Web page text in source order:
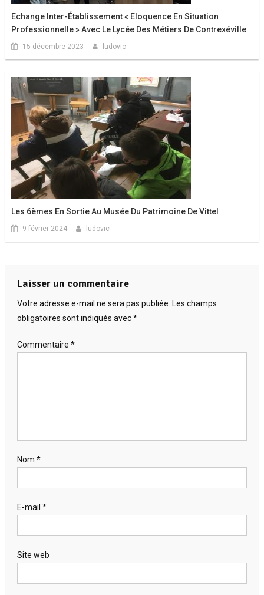
Echange Inter-Établissement « Eloquence En Situation
Professionnelle » Avec Le Lycée Des Métiers De Contrexéville
15 décembre 2023 ludovic
Les 6èmes En Sortie Au Musée Du Patrimoine De Vittel
9 février 2024 ludovic
Laisser un commentaire
Votre adresse e-mail ne sera pas publiée. Les champs
obligatoires sont indiqués avec*
Commentaire *
Nom *
E-mail *
Site web